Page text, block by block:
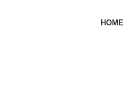
HOME
die je zoekt.